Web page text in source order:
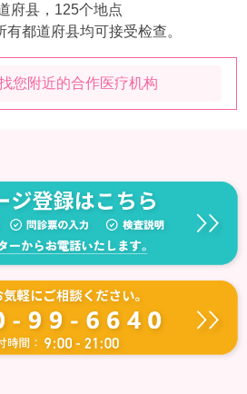
府县，125个地点
都道府县均可接受检查。
您附近的合作医疗机构